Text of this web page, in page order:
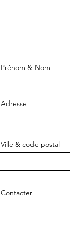
Prénom & Nom
Adresse
Ville & code postal
Contacter